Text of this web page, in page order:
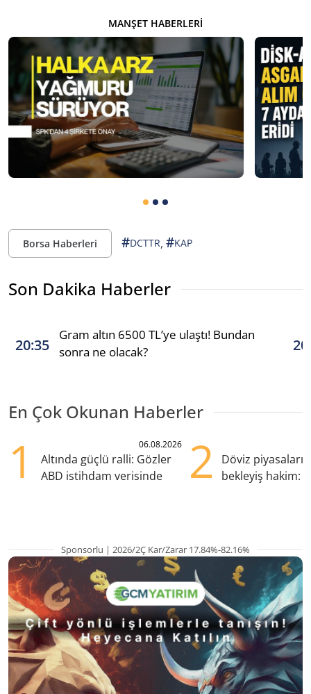
MANŞET HABERLERI
Borsa Haberleri #DCTTR, #KAP
Son Dakika Haberler
20:35
Gram altın 6500 TL’ye ulaştı! Bundan
sonra ne olacak?
En Çok Okunan Haberler
1 06.08.2026
Altında güçlü ralli: Gözler
ABD istihdam verisinde
2
Döviz
bekleyiş hakim:
Sponsorlu | 2026/2Ç Kar/Zarar 17.84%-82.16%